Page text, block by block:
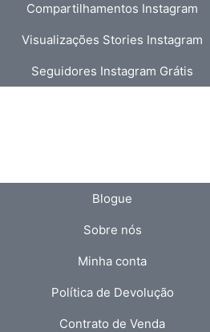
Compartilhamentos Instagram
Visualizações Stories Instagram
Seguidores Instagram Grátis
Blogue
Sobre nós
Minha conta
Política de Devolução
Contrato de Venda